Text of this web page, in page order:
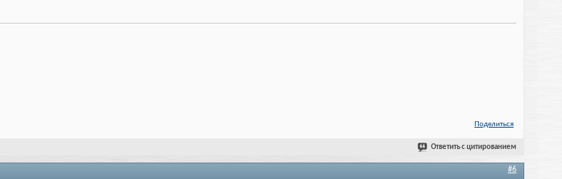
Поделиться
Ответить с цитированием
#6